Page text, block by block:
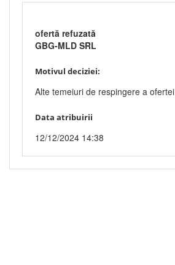
ofertă refuzată
GBG-MLD SRL
Motivul deciziei:
Alte temeiuri de respingere a ofertei
Data atribuirii
12/12/2024 14:38